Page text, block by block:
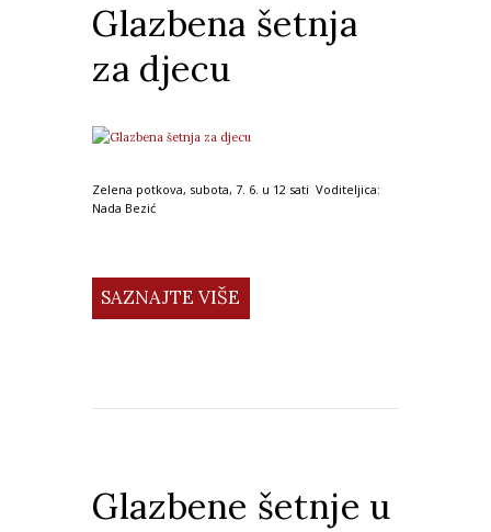
Glazbena šetnja
za djecu
Zelena potkova, subota, 7. 6. u 12 sati Voditeljica:
Nada Bezić
SAZNAJTE VIŠE
Glazbene šetnje u